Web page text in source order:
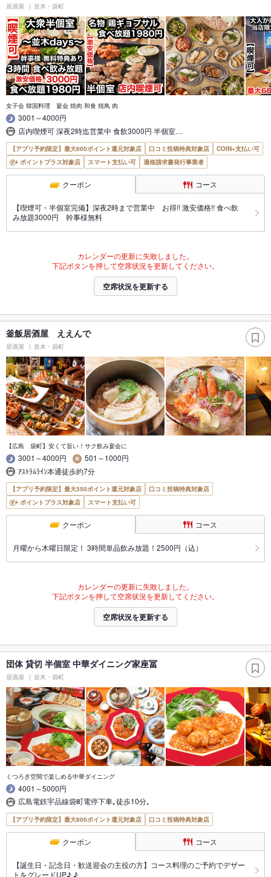
居酒屋 並木・袋町
女子会 韓国料理 宴会 焼肉 和食 焼鳥 肉
3001～4000円
店内喫煙可 深夜2時迄営業中 食飲3000円 半個室…
【アプリ予約限定】最大800ポイント還元対象店 口コミ投稿特典対象店
COIN+支払い可
ポイントプラス対象店
スマート支払い可 適格請求書発行事業者
クーポン コース
【喫煙可・半個室完備】深夜2時まで営業中 お得!! 激安価格!! 食べ飲
み放題3000円 幹事様無料
カレンダーの更新に失敗しました。
下記ボタンを押して空席状況を更新してください。
空席状況を更新する
釜飯居酒屋 ええんで
居酒屋 並木・袋町
【広島 袋町】安くて旨い！サク飲み宴会に
3001～4000円
501～1000円
ｱｽﾄﾗﾑﾗｲﾝ本通徒歩約7分
【アプリ予約限定】最大350ポイント還元対象店
口コミ投稿特典対象店
ポイントプラス対象店
スマート支払い可
クーポン コース
月曜から木曜日限定！ 3時間単品飲み放題！2500円（込）
カレンダーの更新に失敗しました。
下記ボタンを押して空席状況を更新してください。
空席状況を更新する
団体 貸切 半個室 中華ダイニング家座冨
居酒屋 並木・袋町
くつろぎ空間で楽しめる中華ダイニング
4001～5000円
広島電鉄宇品線袋町電停下車｡徒歩10分｡
【アプリ予約限定】最大800ポイント還元対象店 口コミ投稿特典対象店
クーポン コース
【誕生日・記念日・歓送迎会の主役の方】コース料理のご予約でデザー
トをグレードUP♪ ♪